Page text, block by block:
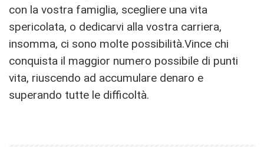
con la vostra famiglia, scegliere una vita
spericolata, o dedicarvi alla vostra carriera,
insomma, ci sono molte possibilità.Vince chi
conquista il maggior numero possibile di punti
vita, riuscendo ad accumulare denaro e
superando tutte le difficoltà.